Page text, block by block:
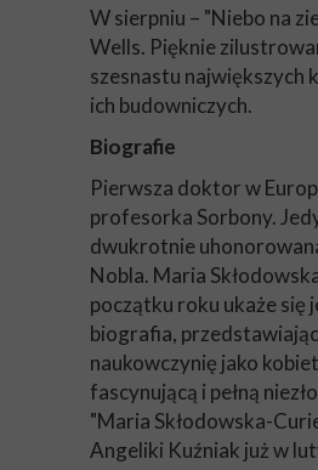
W sierpniu – "Niebo na
Wells. Pięknie
szesnastu największych
ich budowniczych.
Biografie
Pierwsza doktor w
profesorka Sorbony.
dwukrotnie
Nobla. Maria
początku roku ukaże się
biografia,
naukowczynię jako
fascynującą i pełną
"Maria Skłodowska-
Angeliki Kuźniak już w